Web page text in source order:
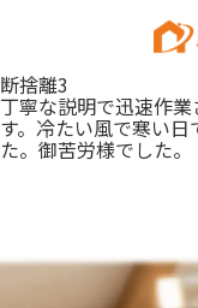
断捨離3
丁寧な説明で迅速作
す。冷たい風で寒い
た。御苦労様でした。